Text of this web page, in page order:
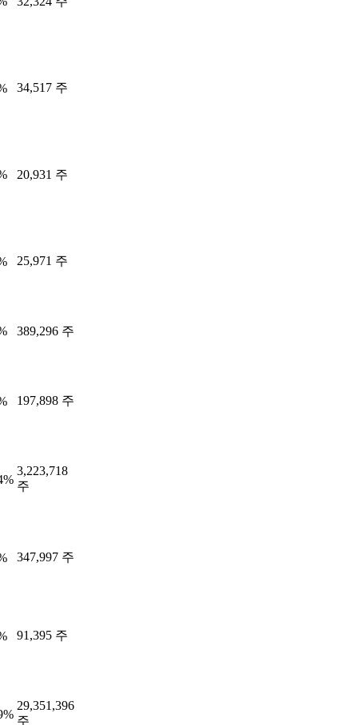
34,517 주
20,931 주
25,971 주
389,296 주
197,898 주
3,223,718
주
347,997 주
91,395 주
29,351,396
주